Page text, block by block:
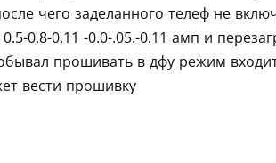
чего заделанного телеф не
0.8-0.11 -0.0-.05.-0.11 амп и
прошивать в дфу режим
вести прошивку